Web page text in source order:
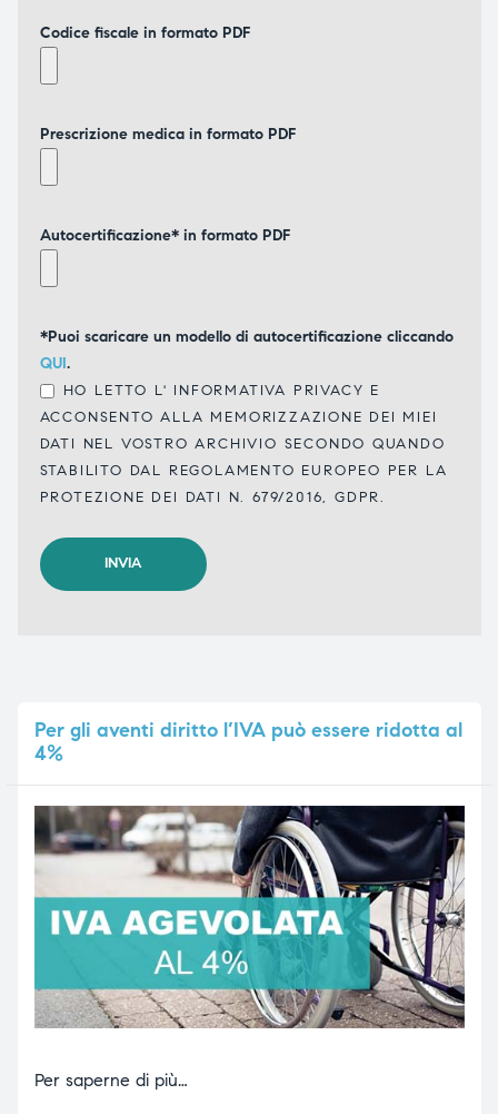
Codice fiscale in formato PDF
Prescrizione medica in formato PDF
Autocertificazione* in formato PDF
*Puoi scaricare un modello di autocertificazione cliccando
QUI.
HO LETTO L' INFORMATIVA PRIVACY E
ACCONSENTO ALLA MEMORIZZAZIONE DEI MIEI
DATI NEL VOSTRO ARCHIVIO SECONDO QUANDO
STABILITO DAL REGOLAMENTO EUROPEO PER LA
PROTEZIONE DEI DATI N. 679/2016, GDPR.
Pergli aventi diritto l’IVA può essere ridotta al
4%
Per saperne di più…